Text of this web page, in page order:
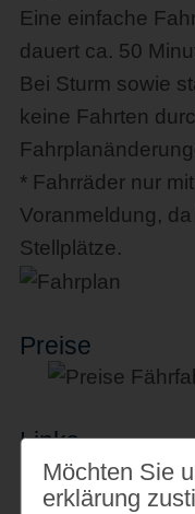
Eine einfache
dauert ca. 50
Bei Sturm sowie
keine Fahrten
* Fahrräder nur
Voranmeldung,
Stellplätze.
Preise
Links
www.hk-
Möchten Sie
erklärung